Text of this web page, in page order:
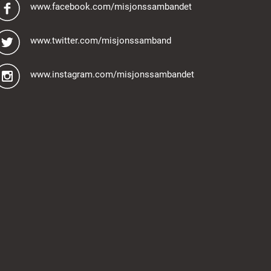
www.facebook.com/misjonssambandet
www.twitter.com/misjonssamband
www.instagram.com/misjonssambandet